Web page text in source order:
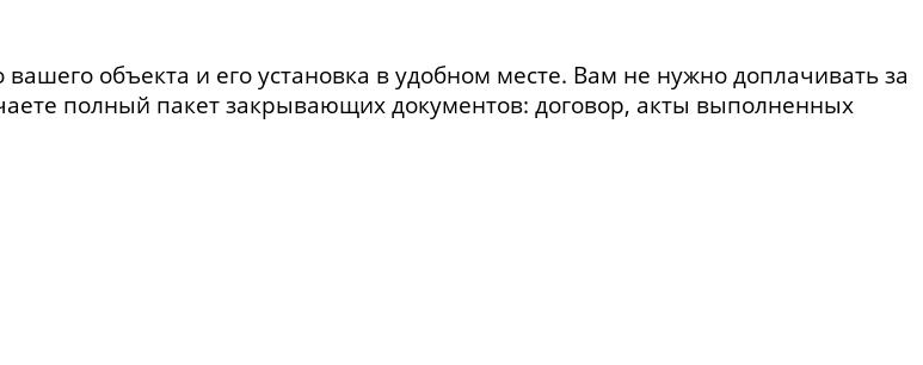
вашего объекта и его установка в удобном месте. Вам не нужно доплачивать за
полный пакет закрывающих документов: договор, акты выполненных